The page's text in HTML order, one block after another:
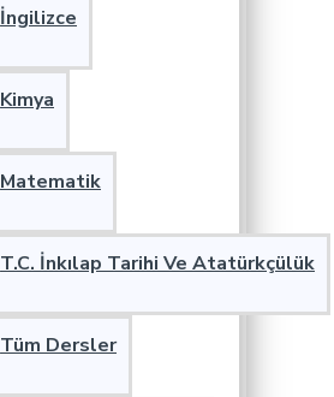
İngilizce
Kimya
Matematik
T.C. İnkılap Tarihi Ve Atatürkçülük
Tüm Dersler